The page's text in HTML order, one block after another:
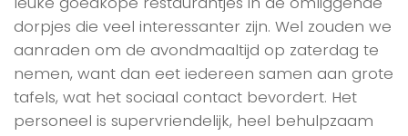
dorpjes die veel interessanter zijn. Wel zouden we
aanraden om de avondmaaltijd op zaterdag te
nemen, want dan eet iedereen samen aan grote
tafels, wat het sociaal contact bevordert. Het
personeel is supervriendelijk, heel behulpzaam